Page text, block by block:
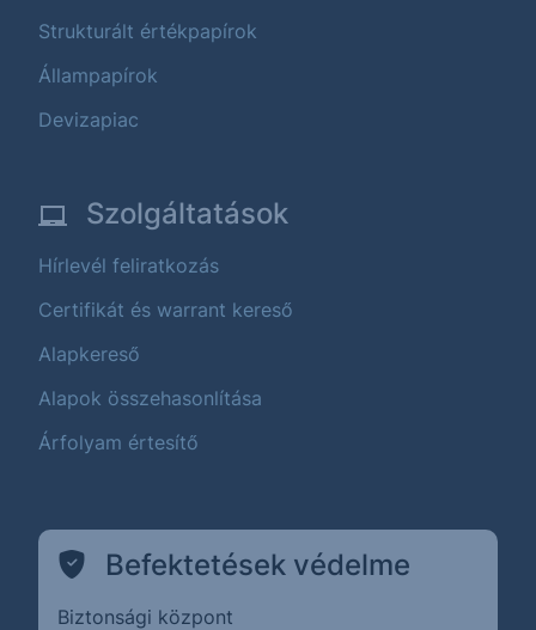
Strukturált értékpapírok
Állampapírok
Devizapiac
Szolgáltatások
Hírlevél feliratkozás
Certifikát és warrant kereső
Alapkereső
Alapok összehasonlítása
Árfolyam értesítő
Befektetések védelme
Biztonsági központ